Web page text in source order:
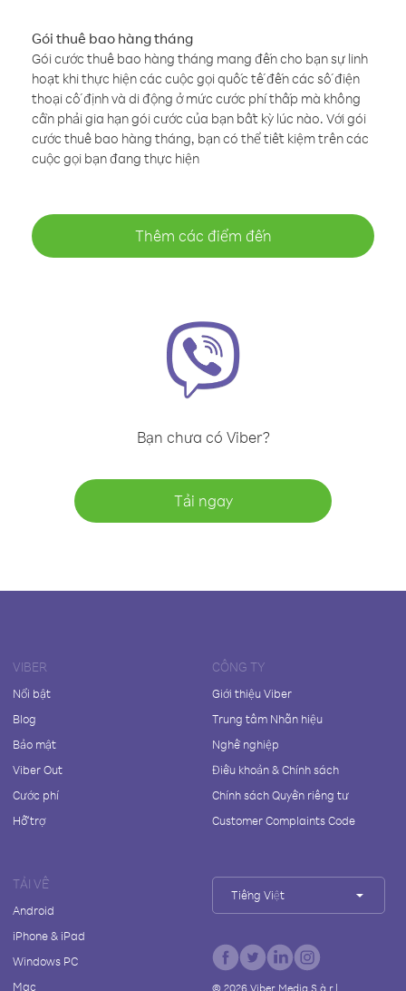
Gói thuê bao hàng tháng
Gói cước thuê bao hàng tháng mang đến cho bạn sự linh
hoạt khi thực hiện các cuộc gọi quốc tế đến các số điện
thoại cố định và di động ở mức cước phí thấp mà không
cần phải gia hạn gói cước của bạn bất kỳ lúc nào. Với gói
cước thuê bao hàng tháng, bạn có thể tiết kiệm trên các
cuộc gọi bạn đang thực hiện
Thêm các điểm đến
Bạn chưa có Viber?
Tải ngay
VIBER
Nổi bật
Blog
Bảo mật
Viber Out
Cước phí
Hỗ trợ
CÔNG TY
Giới thiệu Viber
Trung tâm Nhãn hiệu
Nghề nghiệp
Điều khoản & Chính sách
Chính sách Quyền riêng tư
Customer Complaints Code
TẢI VỀ
Android
iPhone & iPad
Windows PC
Mac
Tiếng Việt
© 2026Viber Media S.à r.l.